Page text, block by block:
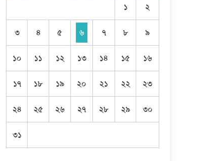
১ ২
৩ ৪ ৫ ৬ ৭ ৮ ৯
১০ ১১ ১২ ১৩ ১৪ ১৫ ১৬
১৭ ১৮ ১৯ ২০ ২১ ২২ ২৩
২৪ ২৫ ২৬ ২৭ ২৮ ২৯ ৩০
৩১